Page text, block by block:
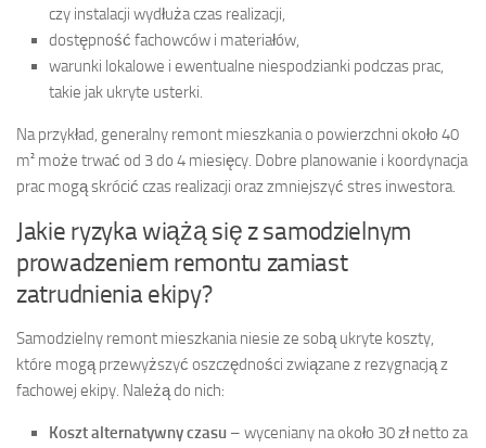
czy instalacji wydłuża czas realizacji,
dostępność fachowców i materiałów,
warunki lokalowe i ewentualne niespodzianki podczas prac,
takie jak ukryte usterki.
Na przykład, generalny remont mieszkania o powierzchni około 40
m² może trwać od 3 do 4 miesięcy. Dobre planowanie i koordynacja
prac mogą skrócić czas realizacji oraz zmniejszyć stres inwestora.
Jakie ryzyka wiążą się z samodzielnym
prowadzeniem remontu zamiast
zatrudnienia ekipy?
Samodzielny remont mieszkania niesie ze sobą ukryte koszty,
które mogą przewyższyć oszczędności związane z rezygnacją z
fachowej ekipy. Należą do nich:
Koszt alternatywny czasu – wyceniany na około 30 zł netto za